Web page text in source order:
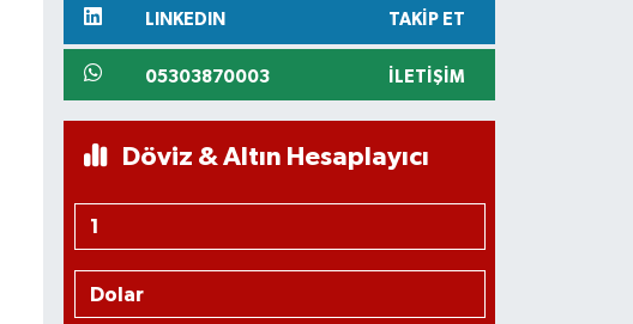
LINKEDIN TAKIP ET
05303870003 İLETIŞIM
Döviz & Altın Hesaplayıcı